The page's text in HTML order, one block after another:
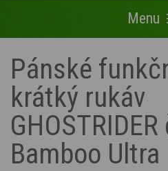
Menu
Pánské
krátký rukáv
Bamboo Ultra